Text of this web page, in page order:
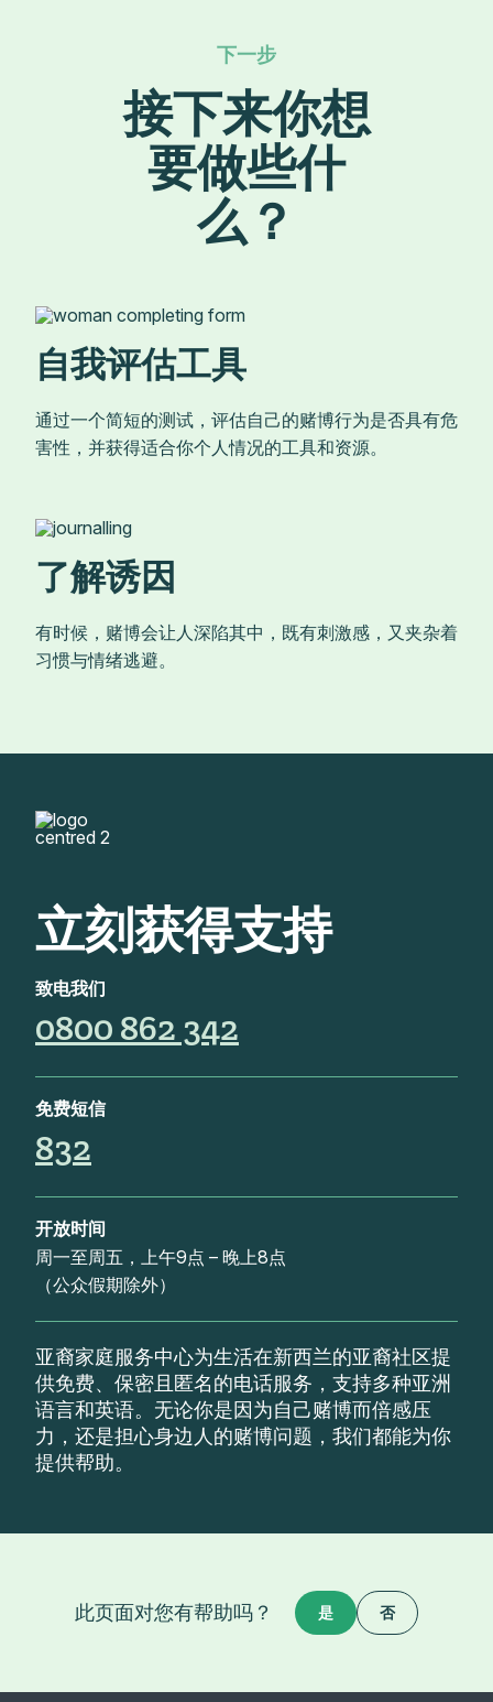
下一步
接下来你想
要做些什
么？
自我评估工具
通过一个简短的测试，评估自己的赌博行为是否具有危
害性，并获得适合你个人情况的工具和资源。
了解诱因
有时候，赌博会让人深陷其中，既有刺激感，又夹杂着
习惯与情绪逃避。
立刻获得支持
致电我们
0800 862 342
免费短信
832
开放时间
周一至周五，上午9点 – 晚上8点
（公众假期除外）
亚裔家庭服务中心为生活在新西兰的亚裔社区提
供免费、保密且匿名的电话服务，支持多种亚洲
语言和英语。无论你是因为自己赌博而倍感压
力，还是担心身边人的赌博问题，我们都能为你
提供帮助。
此页面对您有帮助吗？ 是 否